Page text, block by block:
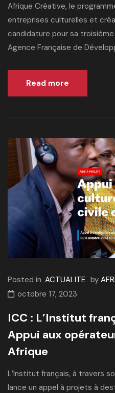
Afrique Créative, le
entreprises culturelles et
candidature pour sa
Agence Française de
Read more
Posted in ACTUALITE by
octobre 17, 2023
ICC : L’Institut
Appui aux
Afrique
L’Institut français, à travers
lance un appel à projets à